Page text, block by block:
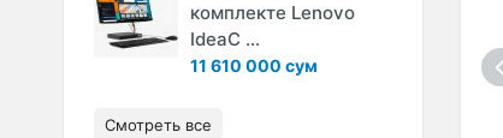
комплекте Lenovo
IdeaC ...
11 610 000 сум
Смотреть все